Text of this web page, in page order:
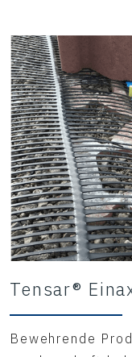
Tensar®
Bewehrende